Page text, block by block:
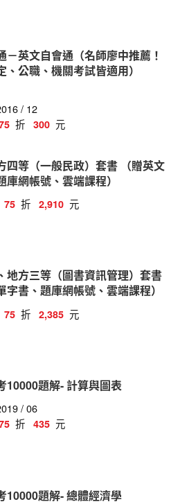
－英文自會通（名師廖中推薦！
、公職、機關考試皆適用）
/ 12
折 300 元
四等（一般民政）套書 （贈英文
庫網帳號、雲端課程）
75 折 2,910 元
地方三等（圖書資訊管理）套書
字書、題庫網帳號、雲端課程）
75 折 2,385 元
10000題解- 計算與圖表
/ 06
折 435 元
10000題解- 總體經濟學